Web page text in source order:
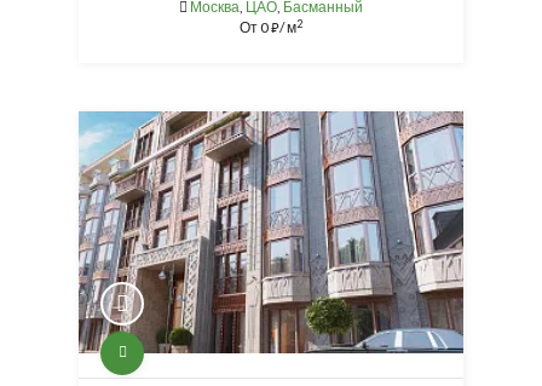
Москва, ЦАО, Басманный
От0⃏/ м2